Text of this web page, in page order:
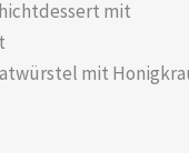
mit
mit